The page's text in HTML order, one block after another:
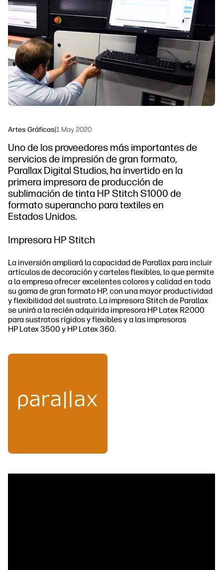
Síguenos
linkedInfacebook
twitteryoutube
Soluciones de flujo de trabajo
Sostenibilidad
Artes Gráficas|1 May 2020
Uno de los proveedores más importantes de
servicios de impresión de gran formato,
Parallax Digital Studios, ha invertido en la
primera impresora de producción de
sublimación de tinta HP Stitch S1000 de
formato superancho para textiles en
Estados Unidos.
Impresora HP Stitch
La inversión ampliará la capacidad de Parallax para incluir
artículos de decoración y carteles flexibles, lo que permite
a la empresa ofrecer excelentes colores y calidad en toda
su gama de gran formato HP, con una mayor productividad
y flexibilidad del sustrato. La impresora Stitch de Parallax
se unirá a la recién adquirida impresora HP Latex R2000
para sustratos rígidos y flexibles y a las impresoras
HP Latex 3500 y HP Latex 360.